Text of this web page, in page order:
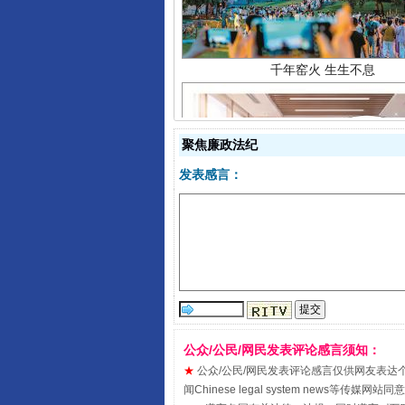
聚焦廉政法纪
发表感言：
公众/公民/网民发表评论感言须知：
★ 公众/公民/网民发表评论感言仅供网友表
闻Chinese legal system news等传媒网站同